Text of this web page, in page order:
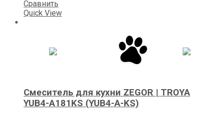
составляла
713грн..
Сравнить
Quick View
Смеситель для кухни ZEGOR | TROYA
YUB4-А181KS (YUB4-A-KS)